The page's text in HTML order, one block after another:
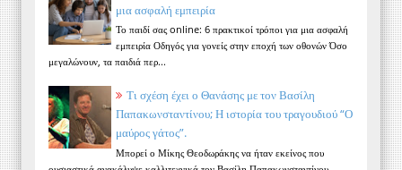
μια ασφαλή εμπειρία
Το παιδί σας online: 6 πρακτικοί τρόποι για μια ασφαλή
εμπειρία Οδηγός για γονείς στην εποχή των οθονών Όσο
μεγαλώνουν, τα παιδιά περ...
Τι σχέση έχει ο Θανάσης με τον Βασίλη
Παπακωνσταντίνου; Η ιστορία του τραγουδιού “Ο
μαύρος γάτος”.
Μπορεί ο Μίκης Θεοδωράκης να ήταν εκείνος που